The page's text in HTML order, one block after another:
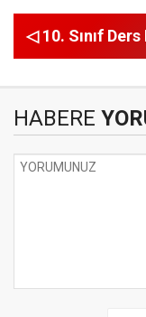
◁ 10. Sınıf
HABERE